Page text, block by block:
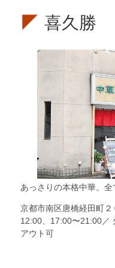
喜久勝
あっさりの本格中華。全
京都市南区唐橋経田町２
12:00、17:00〜21:00／
アウト可